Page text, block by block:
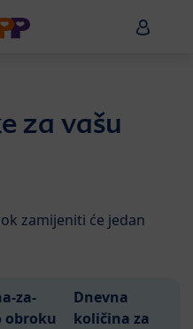
HiPP
za vašu
zamijeniti će jedan
za-
obroku
Dnevna
količina za